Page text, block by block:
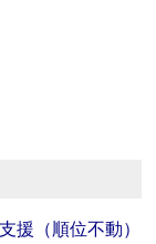
援（順位不動）